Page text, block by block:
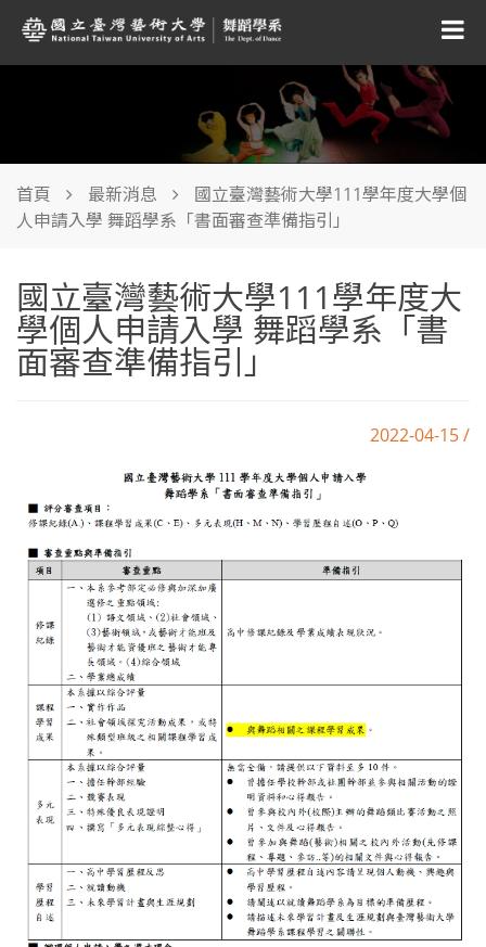
首頁 最新消息
國立臺灣藝術大學111學年度大學個
人申請入學 舞蹈學系「書面審查準備指引」
國立臺灣藝術大學111學年度大
學個人申請入學 舞蹈學系「書
面審查準備指引」
2022-04-15 /